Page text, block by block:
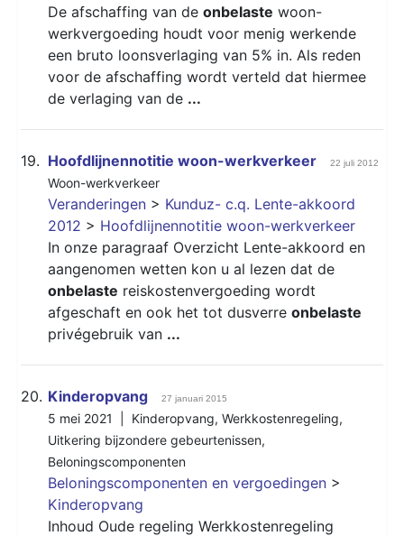
De afschaffing van de onbelaste woon-
werkvergoeding houdt voor menig werkende
een bruto loonsverlaging van 5% in. Als reden
voor de afschaffing wordt verteld dat hiermee
de verlaging van de ...
19. Hoofdlijnennotitie woon-werkverkeer 22 juli 2012
Woon-werkverkeer
Veranderingen > Kunduz- c.q. Lente-akkoord
2012 > Hoofdlijnennotitie woon-werkverkeer
In onze paragraaf Overzicht Lente-akkoord en
aangenomen wetten kon u al lezen dat de
onbelaste reiskostenvergoeding wordt
afgeschaft en ook het tot dusverre onbelaste
privégebruik van ...
20. Kinderopvang 27 januari 2015
5 mei 2021 | Kinderopvang, Werkkostenregeling,
Uitkering bijzondere gebeurtenissen,
Beloningscomponenten
Beloningscomponenten en vergoedingen >
Kinderopvang
Inhoud Oude regeling Werkkostenregeling